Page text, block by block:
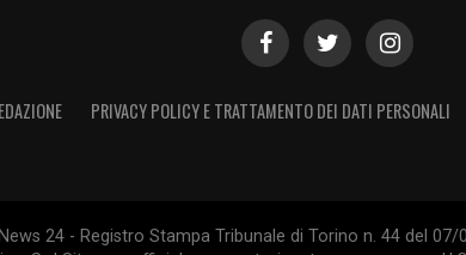
PRIVACY POLICY E TRATTAMENTO DEI DATI PERSONALI
24 - Registro Stampa Tribunale di Torino n. 44 del